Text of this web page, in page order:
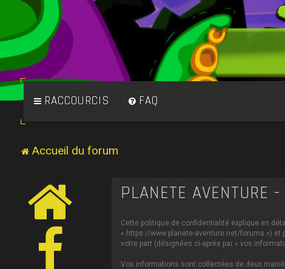
RACCOURCIS FAQ
Accueil du forum
PLANÈTE AVENTURE
Cette politique de confidentialité explique en
« https://www.planete-aventure.net/forums »)
votre part (désignées ci-après par « vos
Vos informations sont collectées de deux